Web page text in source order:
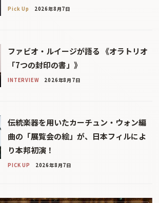
Pick Up 2026年8月7日
ファビオ・ルイージが語る 《オラトリオ
「7つの封印の書」》
INTERVIEW 2026年8月7日
伝統楽器を用いたカーチュン・ウォン編
曲の「展覧会の絵」が、日本フィルによ
り本邦初演！
PICK UP 2026年8月7日